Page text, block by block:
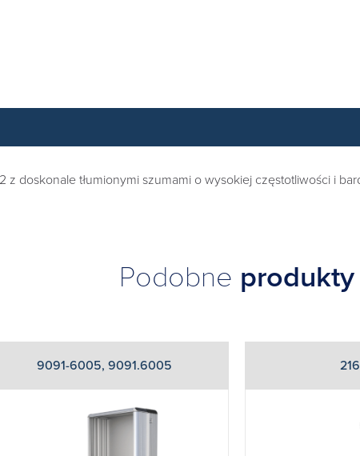
doskonale tłumionymi szumami o wysokiej częstotliwości i
Podobne produkty
9091-6005, 9091.6005